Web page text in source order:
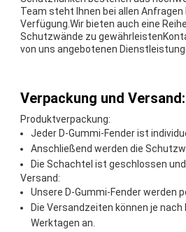
Team steht Ihnen bei allen
Verfügung.Wir bieten auch eine
Schutzwände zu
von uns angebotenen
Verpackung und Versand:
Produktverpackung:
Jeder D-Gummi-Fender ist
Anschließend werden die
Die Schachtel ist geschlossen
Versand:
Unsere D-Gummi-Fender werden
Die Versandzeiten können je
Werktagen an.